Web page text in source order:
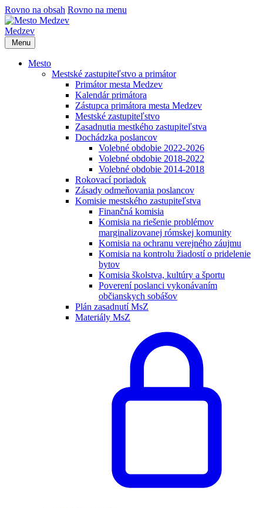
Rovno na obsah Rovno na menu
Medzev
Menu
Mesto
Mestské zastupiteľstvo a primátor
Primátor mesta Medzev
Kalendár primátora
Zástupca primátora mesta Medzev
Mestské zastupiteľstvo
Zasadnutia mestkého zastupiteľstva
Dochádzka poslancov
Volebné obdobie 2022-2026
Volebné obdobie 2018-2022
Volebné obdobie 2014-2018
Rokovací poriadok
Zásady odmeňovania poslancov
Komisie mestského zastupiteľstva
Finančná komisia
Komisia na riešenie problémov
marginalizovanej rómskej komunity
Komisia na ochranu verejného záujmu
Komisia na kontrolu žiadostí o pridelenie
bytov
Komisia školstva, kultúry a športu
Poverení poslanci vykonávaním
občianskych sobášov
Plán zasadnutí MsZ
Materiály MsZ